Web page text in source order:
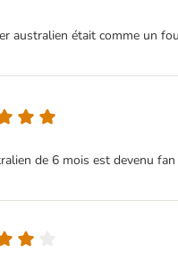
australien était comme un
de 6 mois est devenu